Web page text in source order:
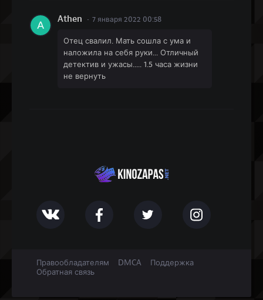
Athen 7 января 2022 00:58
Отец свалил. Мать сошла с ума и
наложила на себя руки... Отличный
детектив и ужасы..... 1.5 часа жизни
не вернуть
Правообладателям DMCA
Поддержка
Обратная связь